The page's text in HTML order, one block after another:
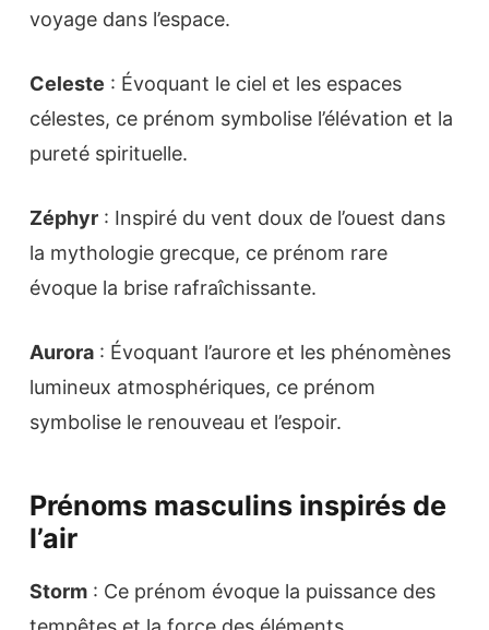
voyage dans l’espace.
Celeste : Évoquant le ciel et les espaces
célestes, ce prénom symbolise l’élévation et la
pureté spirituelle.
Zéphyr : Inspiré du vent doux de l’ouest dans
la mythologie grecque, ce prénom rare
évoque la brise rafraîchissante.
Aurora : Évoquant l’aurore et les phénomènes
lumineux atmosphériques, ce prénom
symbolise le renouveau et l’espoir.
Prénoms masculins inspirés de
l’air
Storm : Ce prénom évoque la puissance des